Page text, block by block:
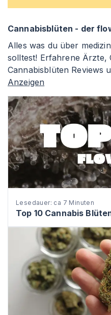
Cannabisblüten - der
Alles was du über
solltest! Erfahrene Ärzte,
Cannabisblüten Reviews
Anzeigen
Lesedauer: ca 7 Minuten
Top 10 Cannabis